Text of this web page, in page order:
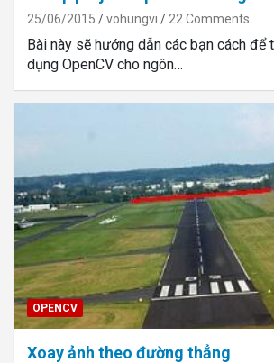
25/06/2015 vohungvi 22 Comments
Bài này sẽ hướng dẫn các bạn cách để
dụng OpenCV cho ngôn…
OPENCV
Xoay ảnh theo đường thẳng